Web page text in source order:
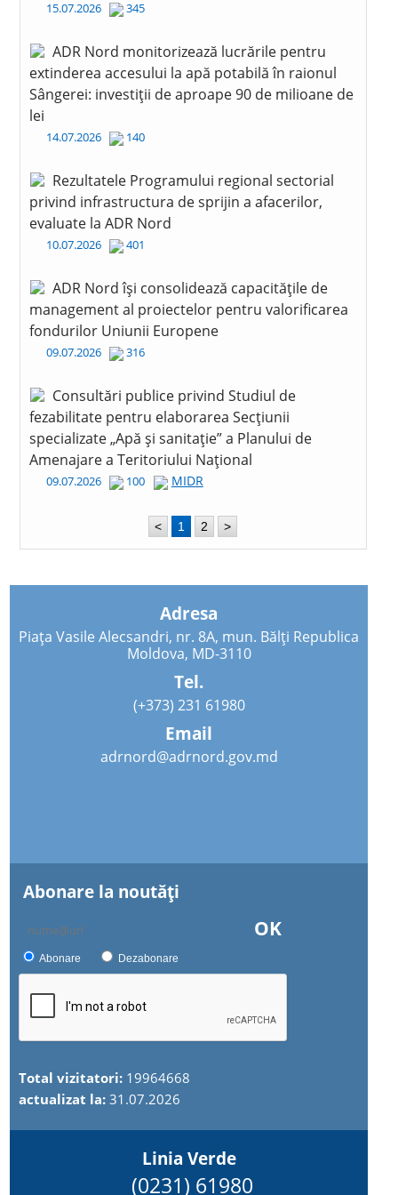
15.07.2026 345
ADR Nord monitorizează lucrările pentru
extinderea accesului la apă potabilă în raionul
Sângerei: investiții de aproape 90 de milioane de
lei
14.07.2026 140
Rezultatele Programului regional sectorial
privind infrastructura de sprijin a afacerilor,
evaluate la ADR Nord
10.07.2026 401
ADR Nord își consolidează capacitățile de
management al proiectelor pentru valorificarea
fondurilor Uniunii Europene
09.07.2026 316
Consultări publice privind Studiul de
fezabilitate pentru elaborarea Secțiunii
specializate „Apă și sanitație” a Planului de
Amenajare a Teritoriului Național
09.07.2026 100 MIDR
< 1 2 >
Adresa
Piața Vasile Alecsandri, nr. 8A, mun. Bălți Republica
Moldova, MD-3110
Tel.
(+373) 231 61980
Email
adrnord@adrnord.gov.md
Abonare la noutăţi
OK
Abonare Dezabonare
Total vizitatori: 19964668
actualizat la:31.07.2026
Linia Verde
(0231) 61980